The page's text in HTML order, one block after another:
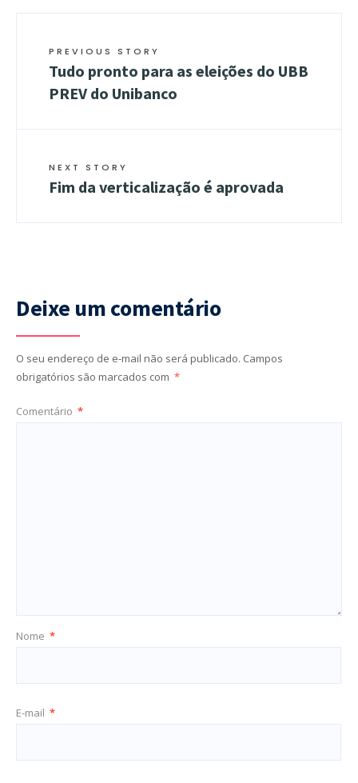
PREVIOUS STORY
Tudo pronto para as eleições do UBB
PREV do Unibanco
NEXT STORY
Fim da verticalização é aprovada
Deixe um comentário
O seu endereço de e-mail não será publicado. Campos
obrigatórios são marcados com *
Comentário *
Nome *
E-mail *